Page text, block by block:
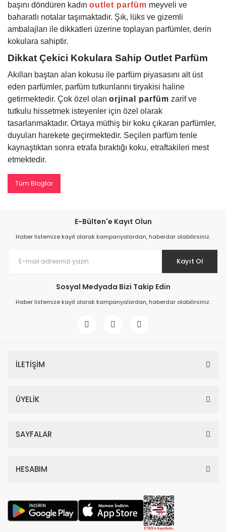
başını döndüren kadın outlet parfüm meyveli ve
baharatlı notalar taşımaktadır. Şık, lüks ve gizemli
ambalajları ile dikkatleri üzerine toplayan parfümler, derin
kokulara sahiptir.
Dikkat Çekici Kokulara Sahip Outlet Parfüm
Akılları baştan alan kokusu ile parfüm piyasasını alt üst
eden parfümler, parfüm tutkunlarını tiryakisi haline
getirmektedir. Çok özel olan orjinal parfüm zarif ve
tutkulu hissetmek isteyenler için özel olarak
tasarlanmaktadır. Ortaya müthiş bir koku çıkaran parfümler,
duyuları harekete geçirmektedir. Seçilen parfüm tenle
kaynaştıktan sonra etrafa bıraktığı koku, etraftakileri mest
etmektedir.
Tüm Bloglar
E-Bülten'e Kayıt Olun
Haber listemize kayıt olarak kampanyalardan, haberdar olabilirsiniz.
Kayıt Ol
Sosyal Medyada Bizi Takip Edin
Haber listemize kayıt olarak kampanyalardan, haberdar olabilirsiniz.
İLETİŞİM
ÜYELİK
SAYFALAR
HESABIM